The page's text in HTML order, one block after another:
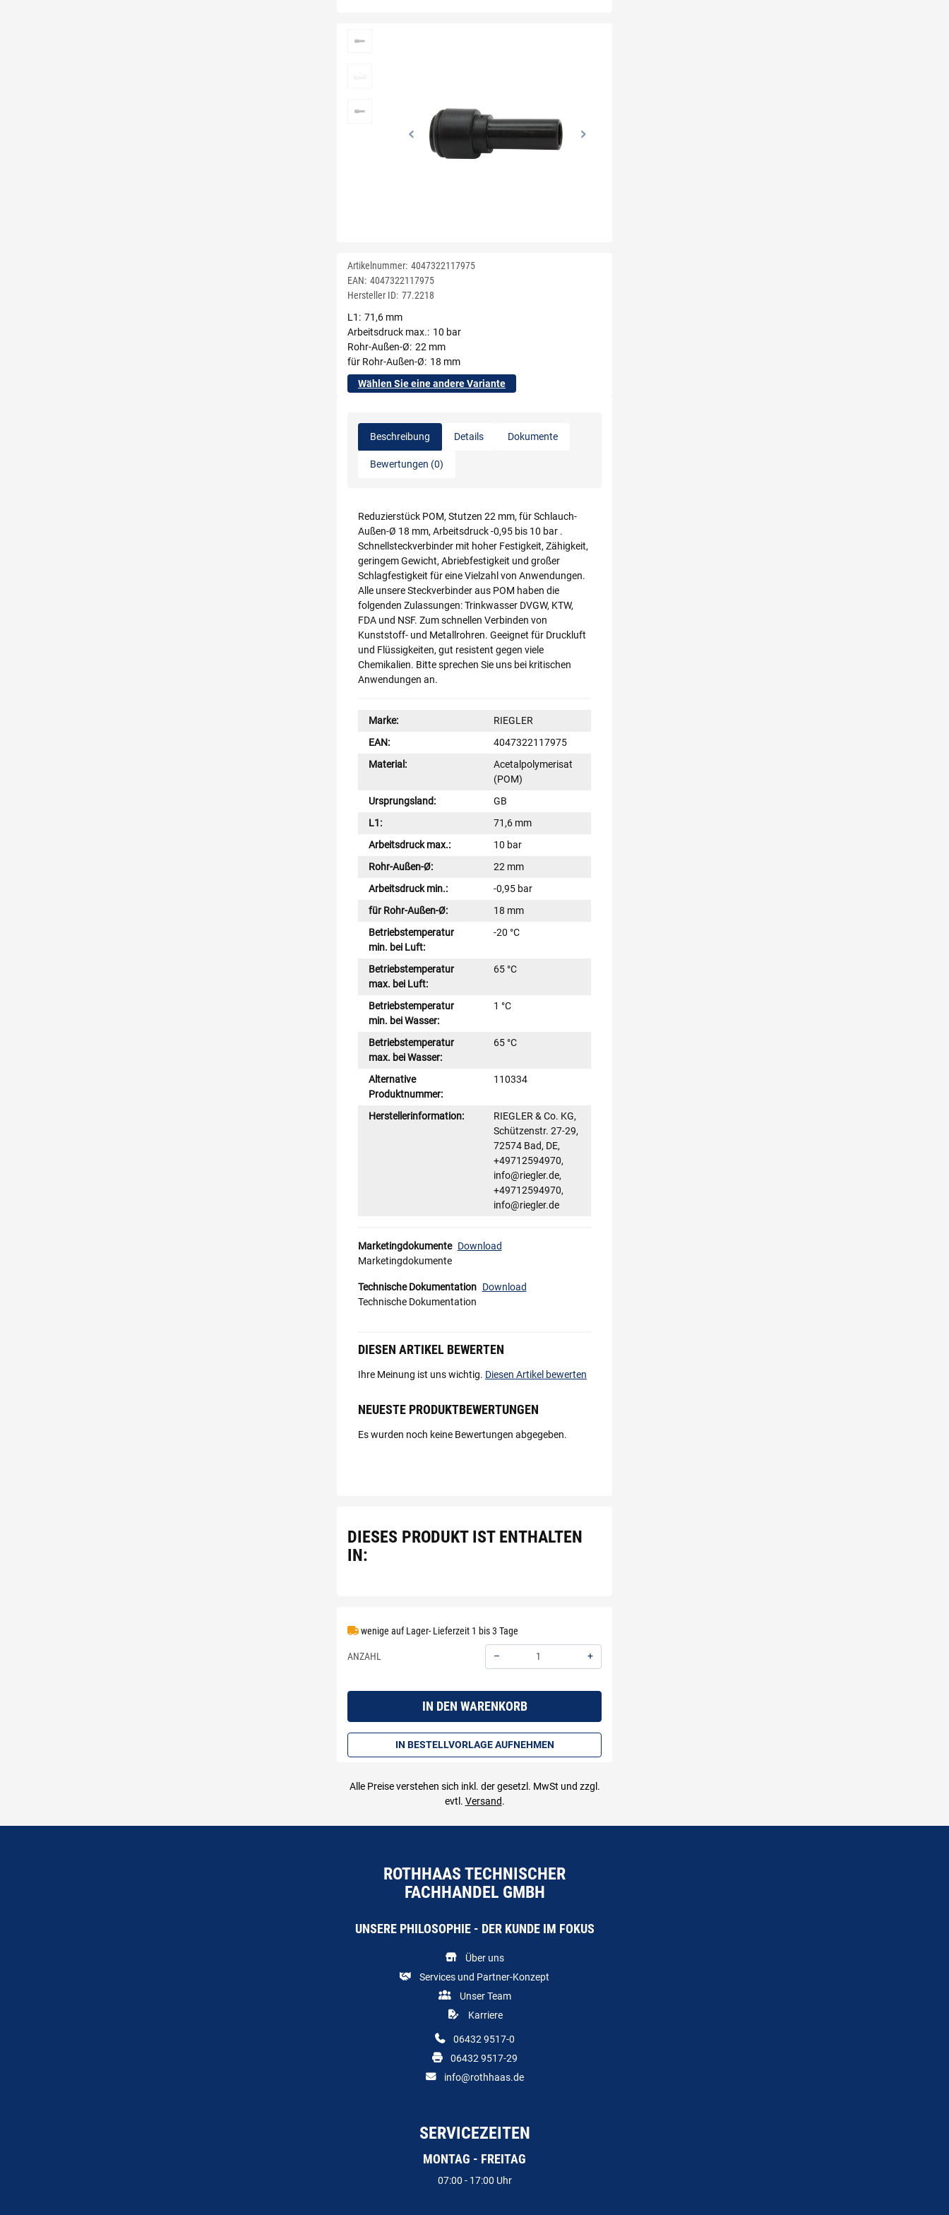
Artikelnummer: 4047322117975
EAN: 4047322117975
Hersteller ID: 77.2218
L1
71,6 mm
Arbeitsdruck max.
10 bar
Rohr-Außen-Ø 22 mm
für Rohr-Außen-Ø
18 mm
Wählen Sie eine andere Variante
Beschreibung Details Dokumente
Bewertungen (0)
Reduzierstück POM, Stutzen 22 mm, für Schlauch-
Außen-Ø 18 mm, Arbeitsdruck -0,95 bis 10 bar .
Schnellsteckverbinder mit hoher Festigkeit, Zähigkeit,
geringem Gewicht, Abriebfestigkeit und großer
Schlagfestigkeit für eine Vielzahl von Anwendungen.
Alle unsere Steckverbinder aus POM haben die
folgenden Zulassungen: Trinkwasser DVGW, KTW,
FDA und NSF. Zum schnellen Verbinden von
Kunststoff- und Metallrohren. Geeignet für Druckluft
und Flüssigkeiten, gut resistent gegen viele
Chemikalien. Bitte sprechen Sie uns bei kritischen
Anwendungen an.
Marke:
RIEGLER
EAN:
4047322117975
Material:
Acetalpolymerisat
(POM)
Ursprungsland:
GB
L1:
71,6 mm
Arbeitsdruck max.:
10 bar
Rohr-Außen-Ø:
22 mm
Arbeitsdruck min.:
-0,95 bar
für Rohr-Außen-Ø:
18 mm
Betriebstemperatur
min. bei Luft:
-20 °C
Betriebstemperatur
max. bei Luft:
65 °C
Betriebstemperatur
min. bei Wasser:
1 °C
Betriebstemperatur
max. bei Wasser:
65 °C
Alternative
Produktnummer:
110334
Herstellerinformation:
RIEGLER & Co. KG,
Schützenstr. 27-29,
72574 Bad, DE,
+49712594970,
info@riegler.de,
+49712594970,
info@riegler.de
Marketingdokumente Download
Marketingdokumente
Technische Dokumentation Download
Technische Dokumentation
DIESEN ARTIKEL BEWERTEN
Ihre Meinung ist uns wichtig. Diesen Artikel bewerten
NEUESTE PRODUKTBEWERTUNGEN
Es wurden noch keine Bewertungen abgegeben.
DIESES PRODUKT IST ENTHALTEN
IN:
wenige auf Lager- Lieferzeit 1 bis 3 Tage
ANZAHL –
+
IN DEN WARENKORB
IN BESTELLVORLAGE AUFNEHMEN
Alle Preise verstehen sich inkl. der gesetzl. MwSt und zzgl.
evtl. Versand.
ROTHHAAS TECHNISCHER
FACHHANDEL GMBH
UNSERE PHILOSOPHIE - DER KUNDE IM FOKUS
Über uns
Services und Partner-Konzept
Unser Team
Karriere
06432 9517-0
06432 9517-29
info@rothhaas.de
SERVICEZEITEN
MONTAG - FREITAG
07:00 - 17:00 Uhr